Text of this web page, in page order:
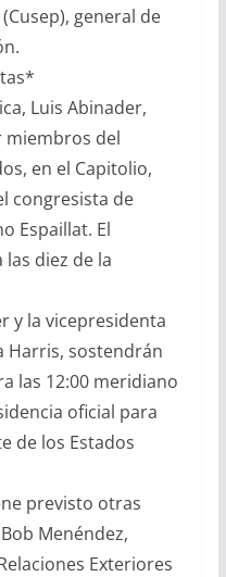
general de
Luis Abinader,
miembros del
en el Capitolio,
congresista de
Espaillat. El
diez de la
y la vicepresidenta
Harris, sostendrán
las 12:00 meridiano
oficial para
de los Estados
previsto otras
Menéndez,
Exteriores